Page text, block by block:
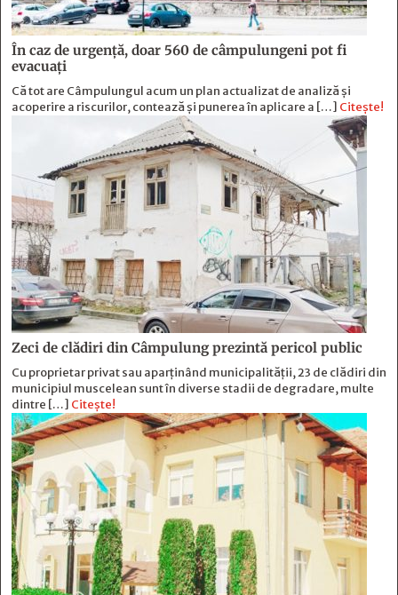
În caz de urgență, doar 560 de câmpulungeni pot fi
evacuați
Că tot are Câmpulungul acum un plan actualizat de analiză și
acoperire a riscurilor, contează și punerea în aplicare a […] Citește!
Zeci de clădiri din Câmpulung prezintă pericol public
Cu proprietar privat sau aparținând municipalității, 23 de clădiri din
municipiul muscelean sunt în diverse stadii de degradare, multe
dintre […] Citește!